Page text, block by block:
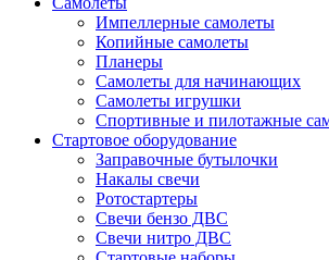
Импеллерные самолеты
Копийные самолеты
Планеры
Самолеты для начинающих
Самолеты игрушки
Спортивные и пилотажные
Стартовое оборудование
Заправочные бутылочки
Накалы свечи
Ротостартеры
Свечи бензо ДВС
Свечи нитро ДВС